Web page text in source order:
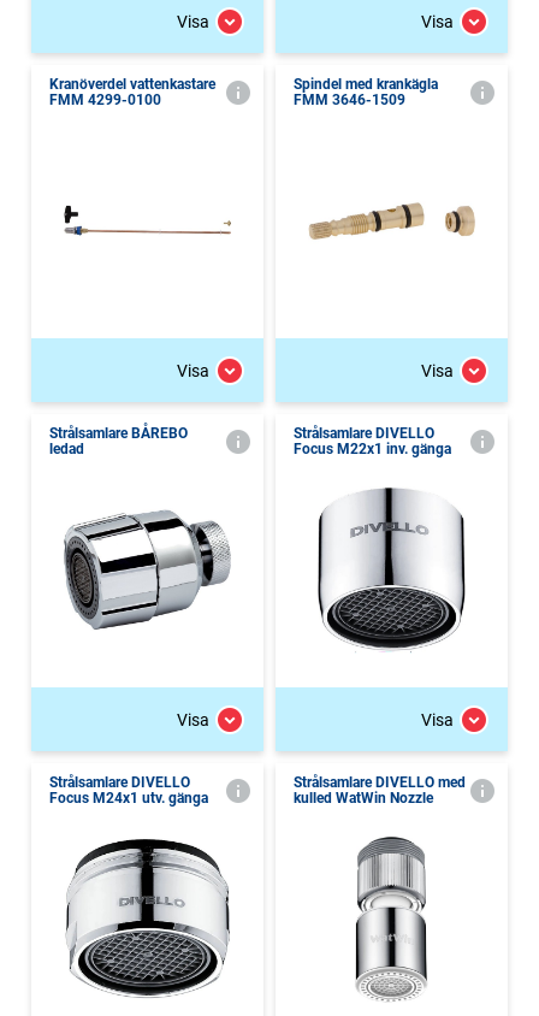
Visa Visa
Kranöverdel vattenkastare
FMM 4299-0100
Visa
Spindel med krankägla
FMM 3646-1509
Visa
Strålsamlare BÅREBO
ledad
Visa
Strålsamlare DIVELLO
Focus M22x1 inv. gänga
Visa
Strålsamlare DIVELLO
Focus M24x1 utv. gänga
Strålsamlare DIVELLO med
kulled WatWin Nozzle